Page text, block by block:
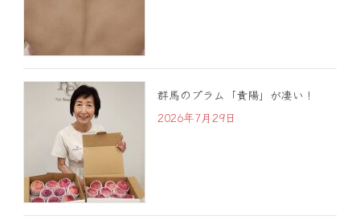
群馬のプラム「貴陽」が凄い！
2026年7月29日